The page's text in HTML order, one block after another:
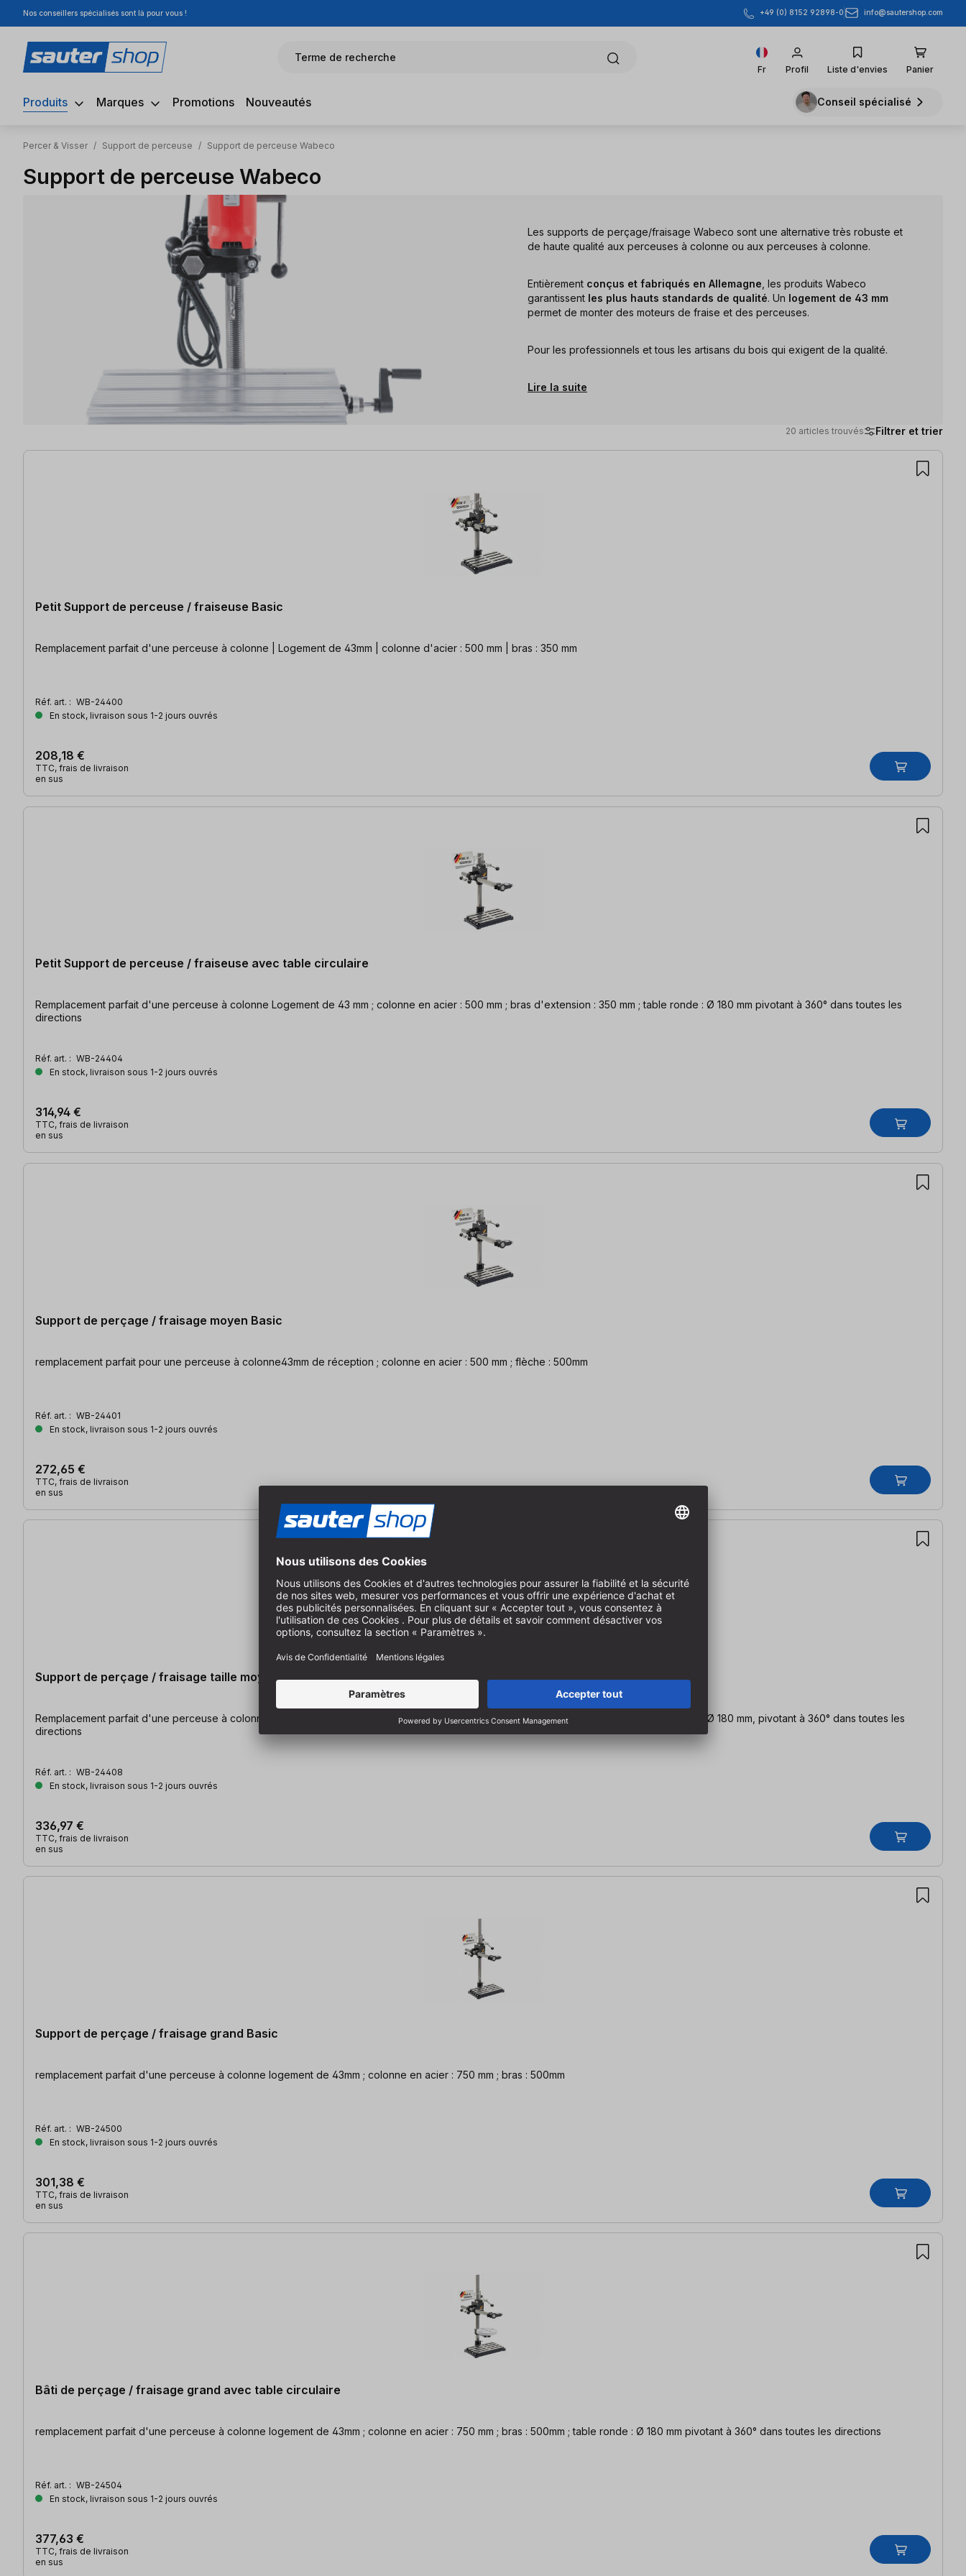
au contenu principal
Passer à la recherche
Passer à la navigation principale
Nos conseillers spécialisés sont là pour vous ! +49 (0) 8152 92898-0 info@sautershop.com
Terme de recherche
Fr Profil Liste d'envies Panier
Produits Marques Promotions Nouveautés Conseil spécialisé
Percer & Visser / Support de perceuse / Support de perceuse Wabeco
Support de perceuse Wabeco
Les supports de perçage/fraisage Wabeco sont une alternative très robuste et
de haute qualité aux perceuses à colonne ou aux perceuses à colonne.
Entièrement conçus et fabriqués en Allemagne , les produits Wabeco
garantissent les plus hauts standards de qualité. Un logement de 43 mm
permet de monter des moteurs de fraise et des perceuses.
Pour les professionnels et tous les artisans du bois qui exigent de la qualité.
Lire la suite
20 articles trouvés Filtrer et trier
20 articles trouvés
Petit Support de perceuse / fraiseuse Basic
Remplacement parfait d'une perceuse à colonne | Logement de 43mm | colonne d'acier : 500 mm | bras : 350 mm
Réf. art. : WB-24400
En stock, livraison sous 1-2 jours ouvrés
208,18 €
TTC, frais de livraison
en sus
Petit Support de perceuse / fraiseuse avec table circulaire
Remplacement parfait d'une perceuse à colonne Logement de 43 mm ; colonne en acier : 500 mm ; bras d'extension : 350 mm ; table ronde : Ø 180 mm pivotant à 360° dans toutes les
directions
Réf. art. : WB-24404
En stock, livraison sous 1-2 jours ouvrés
314,94 €
TTC, frais de livraison
en sus
Support de perçage / fraisage moyen Basic
remplacement parfait pour une perceuse à colonne43mm de réception ; colonne en acier : 500 mm ; flèche : 500mm
Réf. art. : WB-24401
En stock, livraison sous 1-2 jours ouvrés
272,65 €
TTC, frais de livraison
en sus
Support de perçage / fraisage taille moyenne avec table circulaire
Remplacement parfait d'une perceuse à colonne Logement de 43mm ; Colonne en acier : 500 mm ; Bras d'extension : 500mm ; Table ronde : Ø 180 mm, pivotant à 360° dans toutes les
directions
Réf. art. : WB-24408
En stock, livraison sous 1-2 jours ouvrés
336,97 €
TTC, frais de livraison
en sus
Support de perçage / fraisage grand Basic
remplacement parfait d'une perceuse à colonne logement de 43mm ; colonne en acier : 750 mm ; bras : 500mm
Réf. art. : WB-24500
En stock, livraison sous 1-2 jours ouvrés
301,38 €
TTC, frais de livraison
en sus
Bâti de perçage / fraisage grand avec table circulaire
remplacement parfait d'une perceuse à colonne logement de 43mm ; colonne en acier : 750 mm ; bras : 500mm ; table ronde : Ø 180 mm pivotant à 360° dans toutes les directions
Réf. art. : WB-24504
En stock, livraison sous 1-2 jours ouvrés
377,63 €
TTC, frais de livraison
en sus